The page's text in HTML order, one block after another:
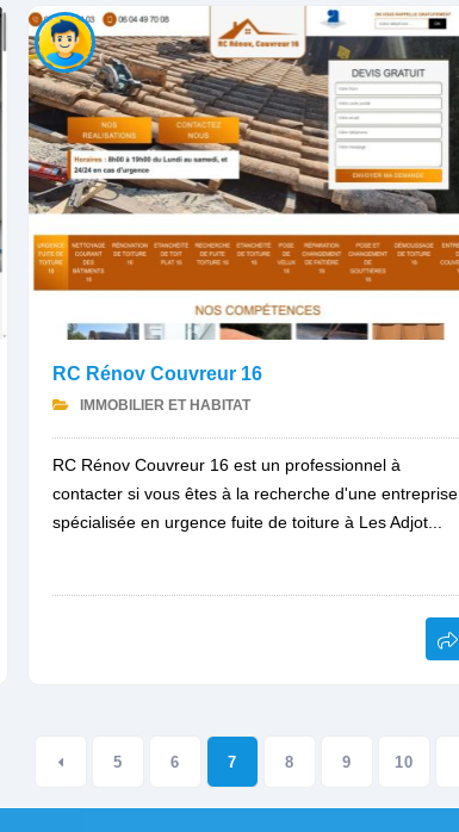
RC Rénov Couvreur 16
IMMOBILIER ET HABITAT
RC Rénov Couvreur 16 est un professionnel à
contacter si vous êtes à la recherche d'une entreprise
spécialisée en urgence fuite de toiture à Les Adjot...
5 6 7 8 9 10